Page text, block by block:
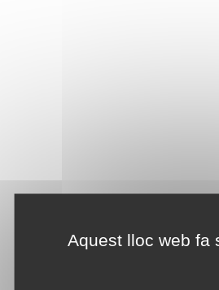
Aquest lloc web fa